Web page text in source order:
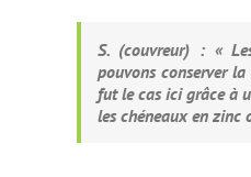
S. (couvreur) : «
pouvons conserver
fut le cas ici grâce à
les chéneaux en zinc